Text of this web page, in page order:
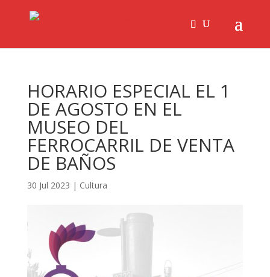
HORARIO ESPECIAL EL 1
DE AGOSTO EN EL
MUSEO DEL
FERROCARRIL DE VENTA
DE BAÑOS
30 Jul 2023 | Cultura